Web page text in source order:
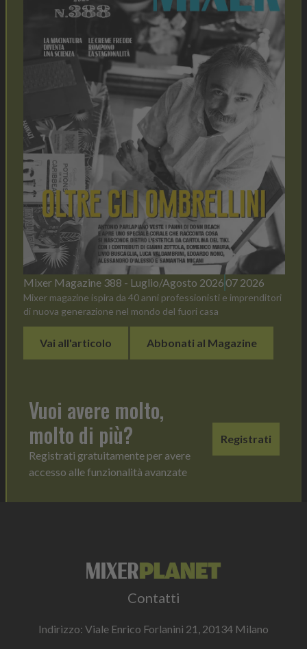
Mixer Magazine 388 - Luglio/Agosto 2026 07 2026
Mixer magazine ispira da 40 anni professionisti e imprenditori
di nuova generazione nel mondo del fuori casa
Vai all'articolo Abbonati al Magazine
Vuoi avere molto,
molto di più?
Registrati gratuitamente per avere
accesso alle funzionalità avanzate
Registrati
Contatti
Indirizzo: Viale Enrico Forlanini 21, 20134 Milano